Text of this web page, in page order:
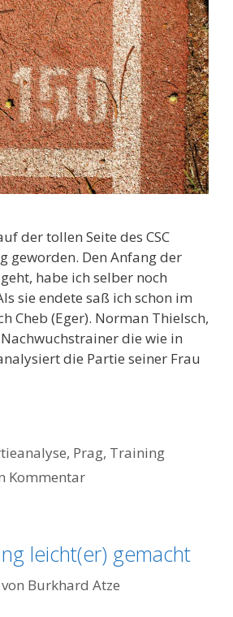
der tollen Seite des CSC
geworden. Den Anfang der
habe ich selber noch
sie endete saß ich schon im
Cheb (Eger). Norman Thielsch,
die wie in
die Partie seiner Frau
, Prag, Training
Kommentar
leicht(er) gemacht
von Burkhard Atze